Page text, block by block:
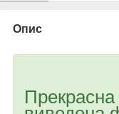
Опис